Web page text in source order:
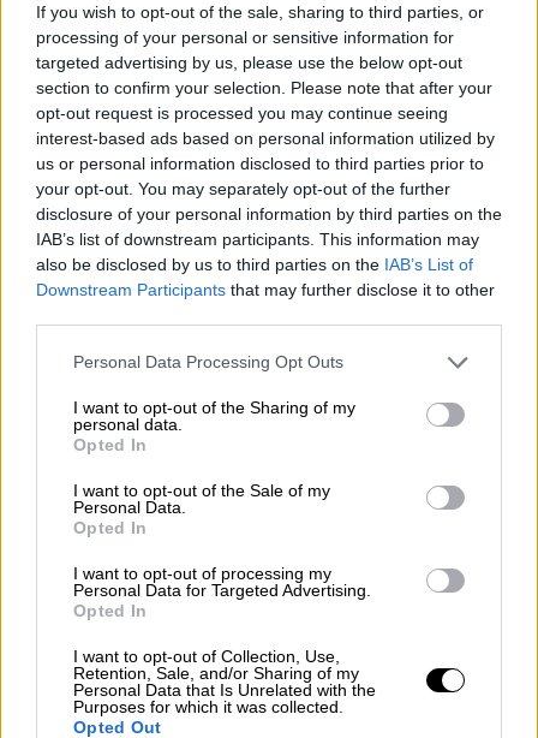
If you wish to opt-out of the sale, sharing to third parties, or
processing of your personal or sensitive information for
targeted advertising by us, please use the below opt-out
section to confirm your selection. Please note that after your
opt-out request is processed you may continue seeing
interest-based ads based on personal information utilized by
us or personal information disclosed to third parties prior to
your opt-out. You may separately opt-out of the further
disclosure of your personal information by third parties on the
IAB’s list of downstream participants. This information may
also be disclosed by us to third parties on the IAB’s List of
Downstream Participants that may further disclose it to other
Please note that this website/app uses one or more Google
not limited to your visit or usage behaviour. You may click to
grant or deny consent to Google and its third-party tags to
use your data for below specified purposes in below Google
consent section.
Personal Data Processing Opt Outs
I want to opt-out of the Sharing of my
personal data.
Opted In
I want to opt-out of the Sale of my
Personal Data.
Opted In
I want to opt-out of processing my
Personal Data for Targeted Advertising.
Opted In
I want to opt-out of Collection, Use,
Retention, Sale, and/or Sharing of my
Personal Data that Is Unrelated with the
Purposes for which it was collected.
Opted Out
των συμπολιτών μας και κυρίως των νέων
ανθρώπων».
Καλωσορίζοντας την Πρόεδρο φον ντερ
Λάιεν, ο κ. Μεϊμαράκης ανέφερε ότι
πρόκειται για μια ισχυρή προσωπικότητα την
οποία «εμπιστευόμαστε για να
συμπορευθούμε σε αυτό το ιδιαίτερα
ασταθές περιβάλλον, ιδιαίτερα στους τομείς
της εξωτερικής πολιτικής και άμυνας».
Παράλληλα, παρουσίασε τις προτεραιότητες
του ΕΛΚ για τα επόμενα χρόνια, δίνοντας
ιδιαίτερη έμφαση:
στην κλιματική πολιτική
στην ψηφιακή πολιτική
στην μείωση των ανισοτήτων και στη
τους νέους
στην καταπολέμηση του καρκίνου
στην ανάληψη πρωτοβουλιών για την
επίλυση του καυτού και επίκαιρου
ζητήματος του προσφυγικού, με